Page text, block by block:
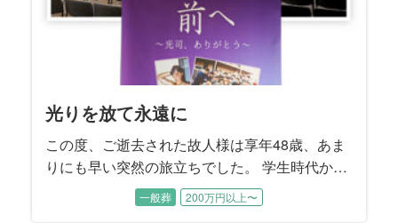
光りを放て永遠に
この度、ご逝去された故人様は享年48歳、あま
りにも早い突然の旅立ちでした。 学生時代から
仲間たちに慕われていた故人様。イケメンだけ
ど不器用で、影日向なく努力を積みかさねる方
一般葬 200万円以上〜